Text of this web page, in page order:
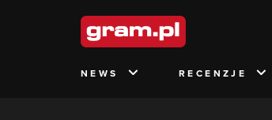
NEWS RECENZJE